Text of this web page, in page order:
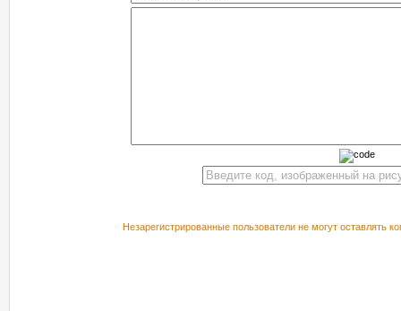
Незарегистрированные пользователи не могут оставлять